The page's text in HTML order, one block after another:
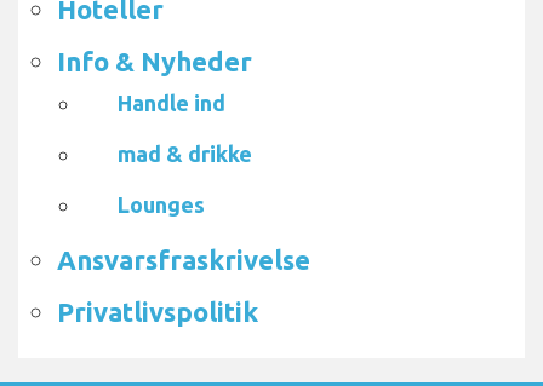
Hoteller
Info & Nyheder
Handle ind
mad & drikke
Lounges
Ansvarsfraskrivelse
Privatlivspolitik